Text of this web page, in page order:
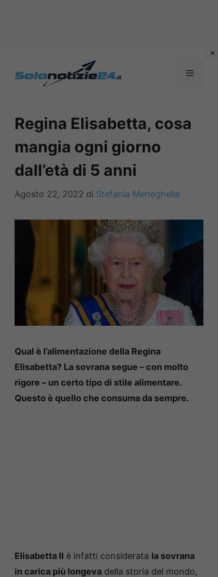
MENU
Regina Elisabetta, cosa
mangia ogni giorno
dall’età di 5 anni
Agosto 22, 2022 di Stefania Meneghella
Qual è l’alimentazione della Regina
Elisabetta? La sovrana segue – con molto
rigore – un certo tipo di stile alimentare.
Questo è quello che consuma da sempre.
Elisabetta II è infatti considerata la sovrana
in carica più longeva della storia del mondo,